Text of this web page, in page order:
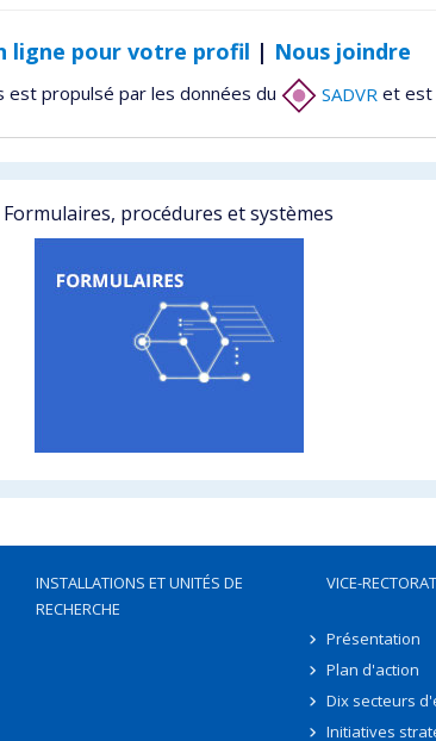
ligne pour votre profil | Nous joindre
propulsé par les données du SADVR et est
Formulaires, procédures et systèmes
INSTALLATIONS ET UNITÉS DE
RECHERCHE
VICE-
Présentation
Plan d'action
Dix secteurs
Initiatives